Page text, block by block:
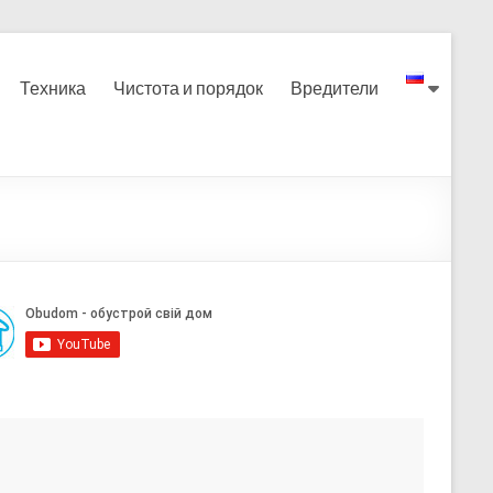
Техника Чистота и порядок Вредители